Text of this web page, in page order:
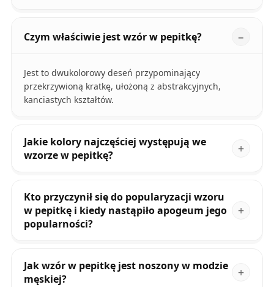
Czym właściwie jest wzór w pepitkę?
Jest to dwukolorowy deseń przypominający
przekrzywioną kratkę, ułożoną z abstrakcyjnych,
kanciastych kształtów.
Jakie kolory najczęściej występują we
wzorze w pepitkę?
Kto przyczynił się do popularyzacji wzoru
w pepitkę i kiedy nastąpiło apogeum jego
popularności?
Jak wzór w pepitkę jest noszony w modzie
męskiej?